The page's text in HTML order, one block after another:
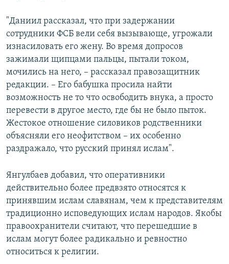
"Даниил рассказал, что при задержании
сотрудники ФСБ вели себя вызывающе, угрожали
изнасиловать его жену. Во время допросов
зажимали щипцами пальцы, пытали током,
мочились на него, – рассказал правозащитник
редакции. – Его бабушка просила найти
возможность не то что освободить внука, а просто
перевести в другое место, где бы не было пыток.
Жестокое отношение силовиков родственники
объясняли его неофитством – их особенно
раздражало, что русский принял ислам".
Янгулбаев добавил, что оперативники
действительно более предвзято относятся к
принявшим ислам славянам, чем к представителям
традиционно исповедующих ислам народов. Якобы
правоохранители считают, что перешедшие в
ислам могут более радикально и ревностно
относиться к религии.